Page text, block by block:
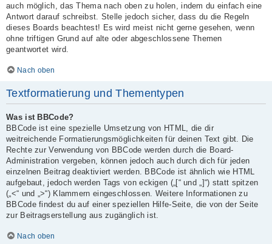
auch möglich, das Thema nach oben zu holen, indem du einfach eine
Antwort darauf schreibst. Stelle jedoch sicher, dass du die Regeln
dieses Boards beachtest! Es wird meist nicht gerne gesehen, wenn
ohne triftigen Grund auf alte oder abgeschlossene Themen
geantwortet wird.
Nach oben
Textformatierung und Thementypen
Was ist BBCode?
BBCode ist eine spezielle Umsetzung von HTML, die dir
weitreichende Formatierungsmöglichkeiten für deinen Text gibt. Die
Rechte zur Verwendung von BBCode werden durch die Board-
Administration vergeben, können jedoch auch durch dich für jeden
einzelnen Beitrag deaktiviert werden. BBCode ist ähnlich wie HTML
aufgebaut, jedoch werden Tags von eckigen („[“ und „]“) statt spitzen
(„<“ und „>“) Klammern eingeschlossen. Weitere Informationen zu
BBCode findest du auf einer speziellen Hilfe-Seite, die von der Seite
zur Beitragserstellung aus zugänglich ist.
Nach oben